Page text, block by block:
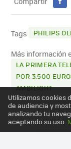
Tags PHILIPS
Más información
LA PRIMERA
POR 3.500
AMBILIGHT
Utilizamos cookies
de audiencia y
analizando tu
aceptando su uso.